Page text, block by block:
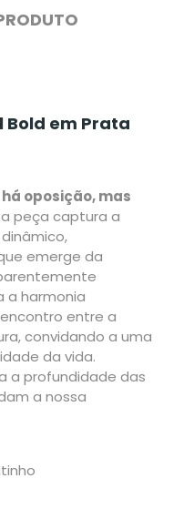
Bold em Prata
oposição, mas
peça captura a
emerge da
a harmonia
entre a
convidando a uma
da vida.
a profundidade das
a nossa